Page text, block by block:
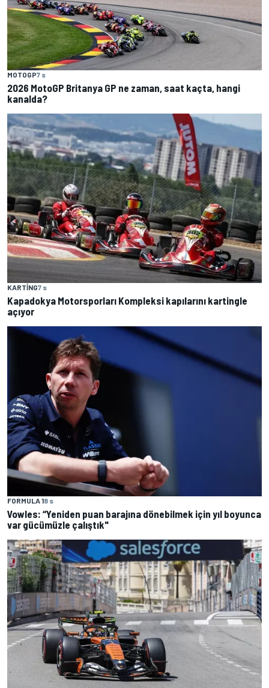
MOTOGP7 s
2026 MotoGP Britanya GP ne zaman, saat kaçta, hangi
kanalda?
KARTING7 s
Kapadokya Motorsporları Kompleksi kapılarını kartingle
açıyor
FORMULA 18 s
Vowles: “Yeniden puan barajına dönebilmek için yıl boyunca
var gücümüzle çalıştık"